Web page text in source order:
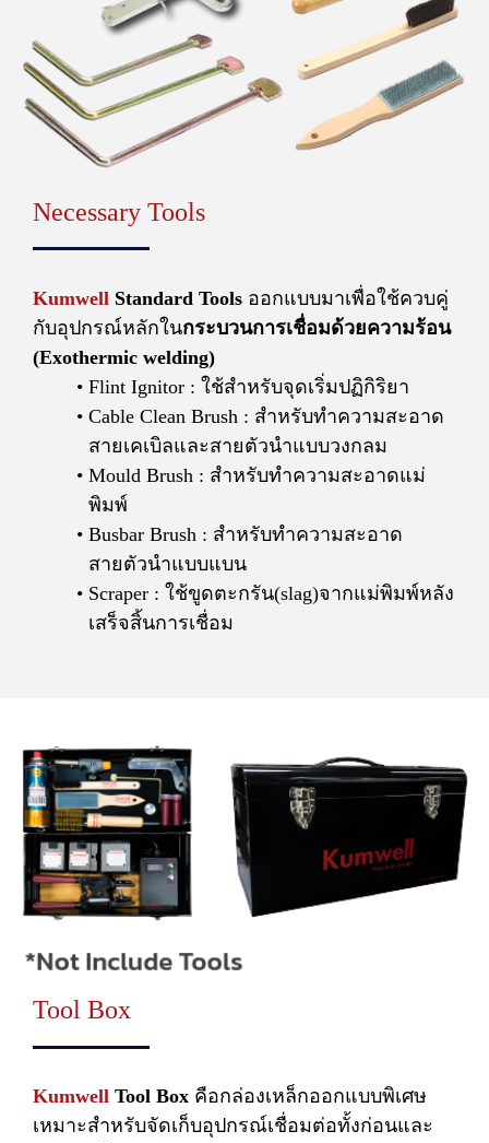
Necessary Tools
Kumwell Standard Tools ออกแบบมาเพื่อใช้ควบคู่
กับอุปกรณ์หลักในกระบวนการเชื่อมด้วยความร้อน
(Exothermic welding)
Flint Ignitor : ใช้สำหรับจุดเริ่มปฏิกิริยา
Cable Clean Brush : สำหรับทำความสะอาด
สายเคเบิลและสายตัวนำแบบวงกลม
Mould Brush : สำหรับทำความสะอาดแม่
พิมพ์
Busbar Brush : สำหรับทำความสะอาด
สายตัวนำแบบแบน
Scraper : ใช้ขูดตะกรัน(slag)จากแม่พิมพ์หลัง
เสร็จสิ้นการเชื่อม
Tool Box
Kumwell Tool Box คือกล่องเหล็กออกแบบพิเศษ
เหมาะสำหรับจัดเก็บอุปกรณ์เชื่อมต่อทั้งก่อนและ